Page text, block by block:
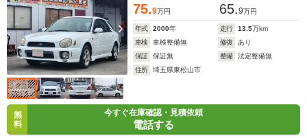
75.9万円 65.9万円
年式 2000年 走行 13.5万km
車検
車検整備無 修復
あり
保証
保証無 整備
法定整備無
住所
埼玉県東松山市
無
料
今すぐ在庫確認・見積依頼
電話する